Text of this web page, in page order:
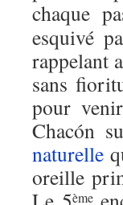
chaque
esquivé
rappelant
sans
pour
Chacón
naturelle
oreille
ème